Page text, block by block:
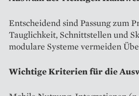
Entscheidend sind Passung zum
Tauglichkeit, Schnittstellen und
modulare Systeme vermeiden
Wichtige Kriterien für die